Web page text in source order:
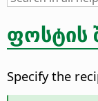
ფოსტის
Specify the